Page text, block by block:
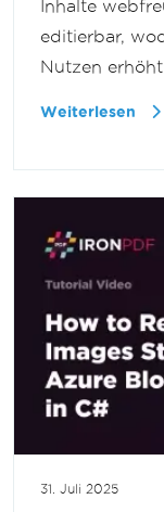
Inhalte
editierbar,
Nutzen erhöht
Weiterlesen
31. Juli 2025